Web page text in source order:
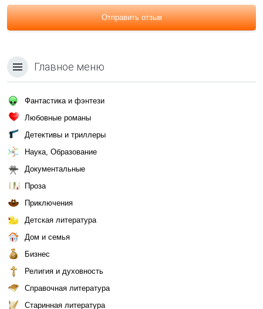
Отправить отзыв
Главное меню
Фантастика и фэнтези
Любовные романы
Детективы и триллеры
Наука, Образование
Документальные
Проза
Приключения
Детская литература
Дом и семья
Бизнес
Религия и духовность
Справочная литература
Старинная литература